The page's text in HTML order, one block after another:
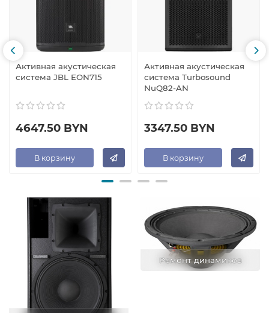
Активная акустическая
система JBL EON715
4647.50 BYN
В корзину
Активная акустическая
система Turbosound
NuQ82-AN
3347.50 BYN
В корзину
Ремонт динамиков